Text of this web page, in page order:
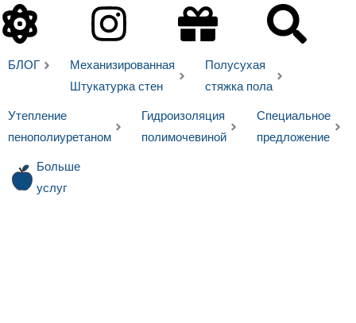
БЛОГ
Механизированная
Штукатурка стен
Полусухая
стяжка пола
Утепление
пенополиуретаном
Гидроизоляция
полимочевиной
Специальное
предложение
Больше
услуг
AtomInstagram
Gift